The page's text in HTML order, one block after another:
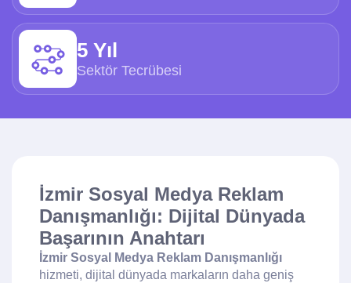
5 Yıl
Sektör Tecrübesi
İzmir Sosyal Medya Reklam
Danışmanlığı: Dijital Dünyada
Başarının Anahtarı
İzmir Sosyal Medya Reklam Danışmanlığı
hizmeti, dijital dünyada markaların daha geniş